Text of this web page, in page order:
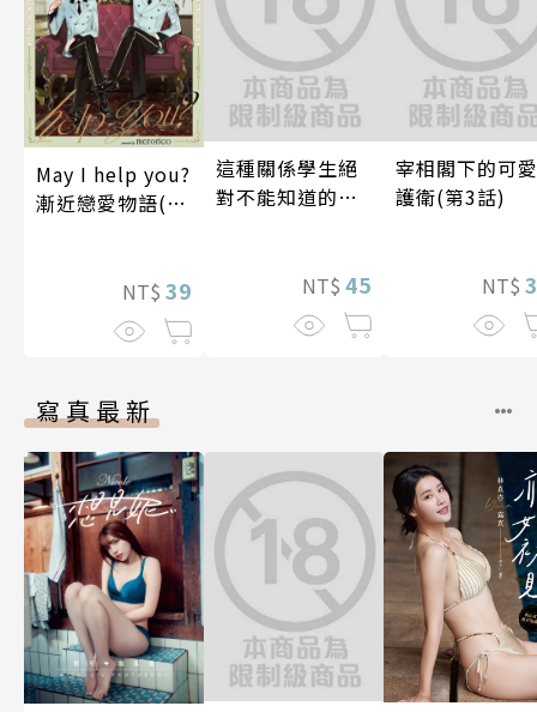
May I help you?
漸近戀愛物語(第
NT$ 39
這種關係學生絕
對不能知道的
兩人是甜蜜的現
在進行式～ 05
NT$ 45
宰相閣下的可愛
護衛(第3話)
NT$
寫真最新